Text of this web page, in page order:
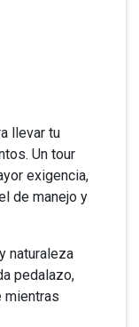
llevar tu
Un tour
exigencia,
de manejo y
naturaleza
pedalazo,
mientras